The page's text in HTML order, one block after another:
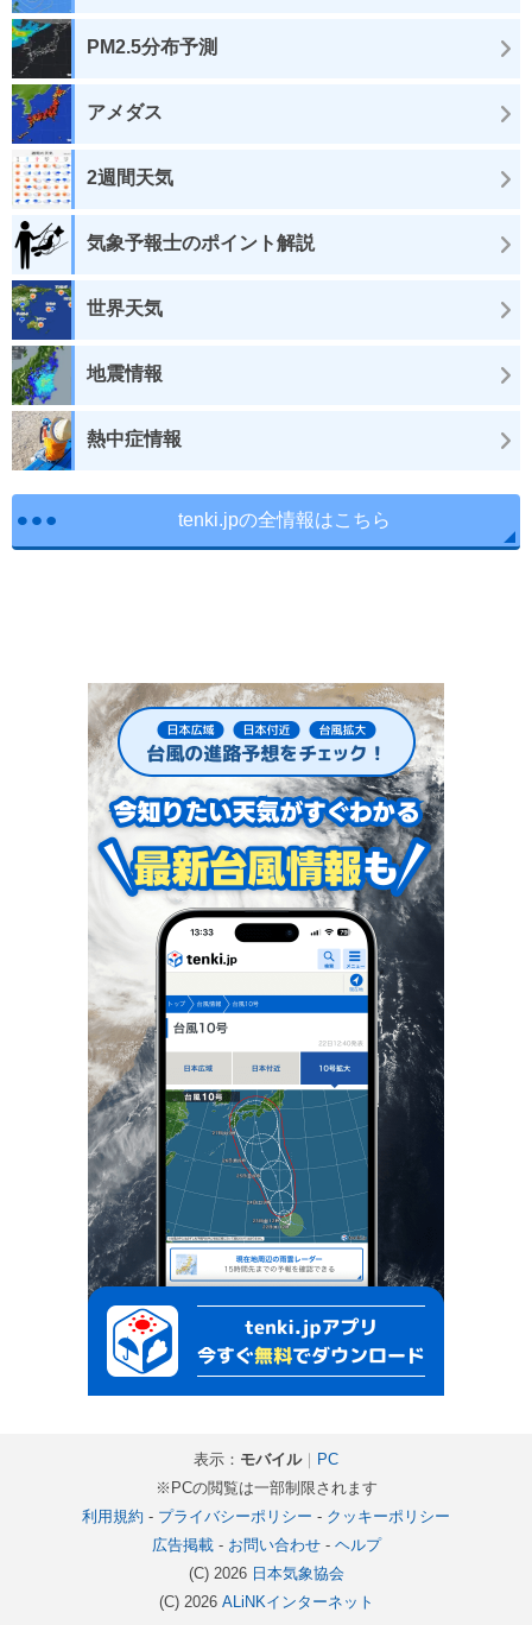
PM2.5分布予測
アメダス
2週間天気
気象予報士のポイント解説
世界天気
地震情報
熱中症情報
tenki.jpの全情報はこちら
表示： モバイル｜
PC
※PCの閲覧は一部制限されます
利用規約 - プライバシーポリシー - クッキーポリシー
広告掲載- お問い合わせ- ヘルプ
(C) 2026 日本気象協会
(C) 2026 ALiNKインターネット